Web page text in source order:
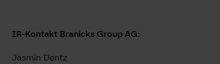
IR-Kontakt Branicks Group AG:
Jasmin Dentz